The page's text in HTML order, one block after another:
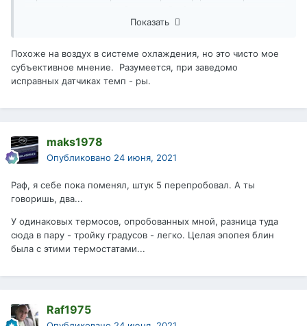
работали одинаково не правильно.
Показать
Похоже на воздух в системе охлаждения, но это чисто мое
субъективное мнение. Разумеется, при заведомо
исправных датчиках темп - ры.
maks1978
Опубликовано 24 июня, 2021
Раф, я себе пока поменял, штук 5 перепробовал. А ты
говоришь, два...
У одинаковых термосов, опробованных мной, разница туда
сюда в пару - тройку градусов - легко. Целая эпопея блин
была с этими термостатами...
Raf1975